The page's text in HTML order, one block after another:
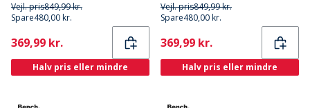
Vejl. pris849,99 kr.
Spare480,00 kr.
Current
369,99 kr.
Halv pris eller mindre
Vejl. pris849,99 kr.
Spare480,00 kr.
Current
369,99 kr.
Halv pris eller mindre